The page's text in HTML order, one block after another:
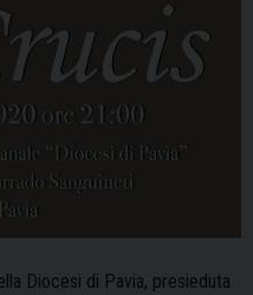
Diocesi di Pavia, presieduta